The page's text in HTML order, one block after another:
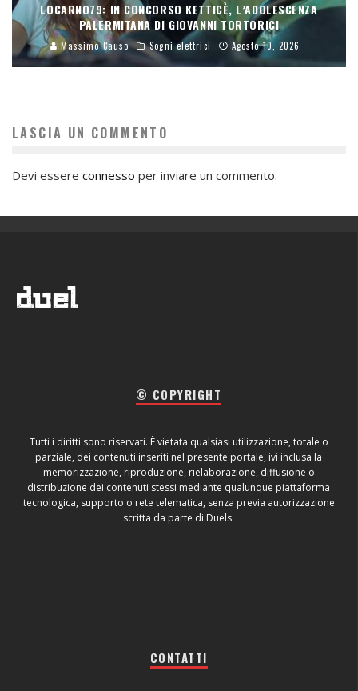
LOCARNO79: IN CONCORSO KETTICÈ, L’ADOLESCENZA
PALERMITANA DI GIOVANNI TORTORICI
Massimo Causo Sogni elettrici Agosto 10, 2026
LASCIA UN COMMENTO
Devi essere connesso per inviare un commento.
© COPYRIGHT
Tutti i diritti sono riservati. È vietata qualsiasi utilizzazione, totale o
parziale, dei contenuti inseriti nel presente portale, ivi inclusa la
memorizzazione, riproduzione, rielaborazione, diffusione o
distribuzione dei contenuti stessi mediante qualunque piattaforma
tecnologica, supporto o rete telematica, senza previa autorizzazione
scritta da parte di Duels.
CONTATTI